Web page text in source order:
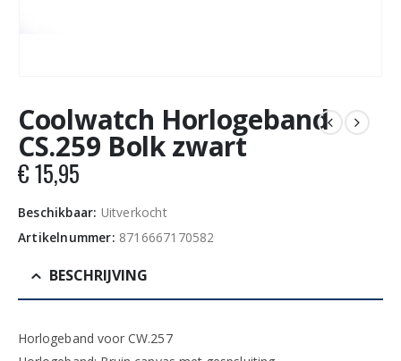
Coolwatch Horlogeband
CS.259 Bolk zwart
€15,95
Beschikbaar: Uitverkocht
Artikelnummer: 8716667170582
BESCHRIJVING
Horlogeband voor CW.257